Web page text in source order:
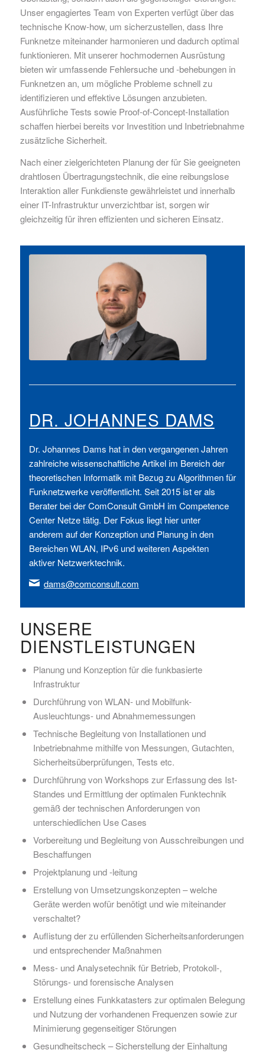
Unser engagiertes Team von Experten verfügt über das
technische Know-how, um sicherzustellen, dass Ihre
Funknetze miteinander harmonieren und dadurch optimal
funktionieren. Mit unserer hochmodernen Ausrüstung
bieten wir umfassende Fehlersuche und -behebungen in
Funknetzen an, um mögliche Probleme schnell zu
identifizieren und effektive Lösungen anzubieten.
Ausführliche Tests sowie Proof-of-Concept-Installation
schaffen hierbei bereits vor Investition und Inbetriebnahme
zusätzliche Sicherheit.
Nach einer zielgerichteten Planung der für Sie geeigneten
drahtlosen Übertragungstechnik, die eine reibungslose
Interaktion aller Funkdienste gewährleistet und innerhalb
einer IT-Infrastruktur unverzichtbar ist, sorgen wir
gleichzeitig für ihren effizienten und sicheren Einsatz.
DR. JOHANNES DAMS
Dr. Johannes Dams hat in den vergangenen Jahren
zahlreiche wissenschaftliche Artikel im Bereich der
theoretischen Informatik mit Bezug zu Algorithmen für
Funknetzwerke veröffentlicht. Seit 2015 ist er als
Berater bei der ComConsult GmbH im Competence
Center Netze tätig. Der Fokus liegt hier unter
anderem auf der Konzeption und Planung in den
Bereichen WLAN, IPv6 und weiteren Aspekten
aktiver Netzwerktechnik.
dams@comconsult.com
UNSERE
DIENSTLEISTUNGEN
Planung und Konzeption für die funkbasierte
Infrastruktur
Durchführung von WLAN- und Mobilfunk-
Ausleuchtungs- und Abnahmemessungen
Technische Begleitung von Installationen und
Inbetriebnahme mithilfe von Messungen, Gutachten,
Sicherheitsüberprüfungen, Tests etc.
Durchführung von Workshops zur Erfassung des Ist-
Standes und Ermittlung der optimalen Funktechnik
gemäß der technischen Anforderungen von
unterschiedlichen Use Cases
Vorbereitung und Begleitung von Ausschreibungen und
Beschaffungen
Projektplanung und -leitung
Erstellung von Umsetzungskonzepten ­– welche
Geräte werden wofür benötigt und wie miteinander
verschaltet?
Auflistung der zu erfüllenden Sicherheitsanforderungen
und entsprechender Maßnahmen
Mess- und Analysetechnik für Betrieb, Protokoll-,
Störungs- und forensische Analysen
Erstellung eines Funkkatasters zur optimalen Belegung
und Nutzung der vorhandenen Frequenzen sowie zur
Minimierung gegenseitiger Störungen
Gesundheitscheck – Sicherstellung der Einhaltung